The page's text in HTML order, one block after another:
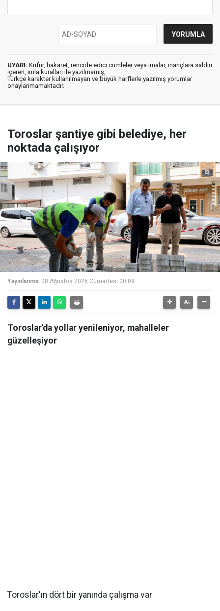
UYARI: Küfür, hakaret, rencide edici cümleler veya imalar, inançlara saldırı
içeren, imla kuralları ile yazılmamış,
Türkçe karakter kullanılmayan ve büyük harflerle yazılmış yorumlar
onaylanmamaktadır.
Toroslar şantiye gibi belediye, her
noktada çalışıyor
Yayınlanma: 08 Ağustos 2026 Cumartesi 00:09
Toroslar'da yollar yenileniyor, mahalleler
güzelleşiyor
Toroslar'ın dört bir yanında çalışma var